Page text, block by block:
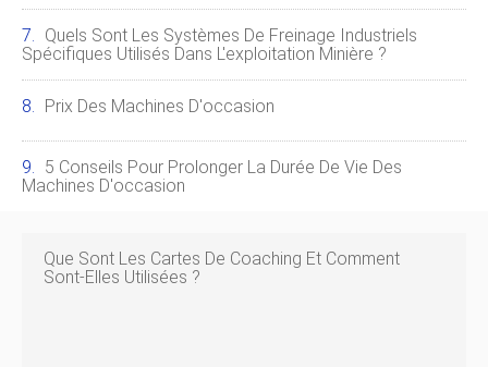
Quels Sont Les Systèmes De Freinage Industriels
Spécifiques Utilisés Dans L'exploitation Minière ?
Prix ​​des Machines D'occasion
5 Conseils Pour Prolonger La Durée De Vie Des
Machines D'occasion
Que Sont Les Cartes De Coaching Et Comment
Sont-Elles Utilisées ?